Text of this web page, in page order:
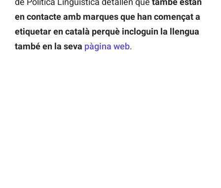
en contacte amb marques que han començat a
etiquetar en català perquè incloguin la llengua
també en la seva pàgina web.